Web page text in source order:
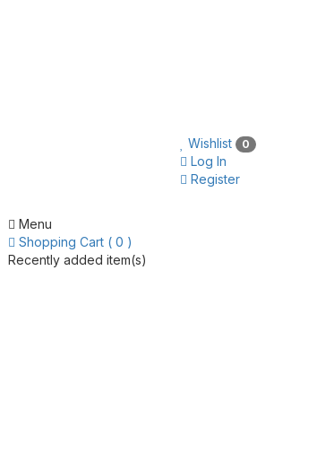
Wishlist 0
Log In
Register
Menu
Shopping Cart ( 0 )
Recently added item(s)